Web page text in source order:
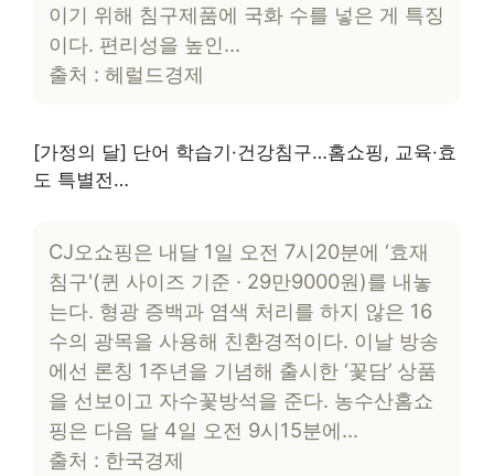
이기 위해 침구제품에 국화 수를 넣은 게 특징
이다. 편리성을 높인…
출처 : 헤럴드경제
[가정의 달] 단어 학습기·건강침구…홈쇼핑, 교육·효
도 특별전…
CJ오쇼핑은 내달 1일 오전 7시20분에 ‘효재
침구'(퀸 사이즈 기준 · 29만9000원)를 내놓
는다. 형광 증백과 염색 처리를 하지 않은 16
수의 광목을 사용해 친환경적이다. 이날 방송
에선 론칭 1주년을 기념해 출시한 ‘꽃담’ 상품
을 선보이고 자수꽃방석을 준다. 농수산홈쇼
핑은 다음 달 4일 오전 9시15분에…
출처 : 한국경제